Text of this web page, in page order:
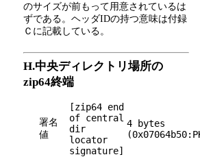
のサイズが前もって用意されているは
ずである。ヘッダIDの持つ意味は付録
Ｃに記載している。
H.中央ディレクトリ場所の
zip64終端
署名
値
[zip64 end
of central
dir
locator
signature]
4 bytes